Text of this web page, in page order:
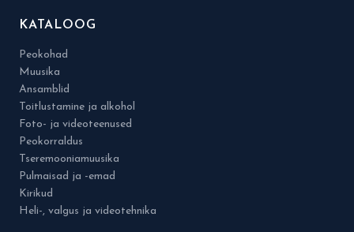
KATALOOG
Peokohad
Muusika
Ansamblid
Toitlustamine ja alkohol
Foto- ja videoteenused
Peokorraldus
Tseremooniamuusika
Pulmaisad ja -emad
Kirikud
Heli-, valgus ja videotehnika